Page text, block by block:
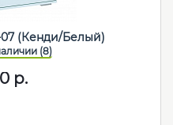
(Кенди/Белый)
р.